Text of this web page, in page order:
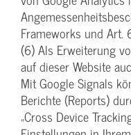
Frameworks und Art.
(6) Als Erweiterung
auf dieser Website
Mit Google Signals
Berichte (Reports)
„Cross Device